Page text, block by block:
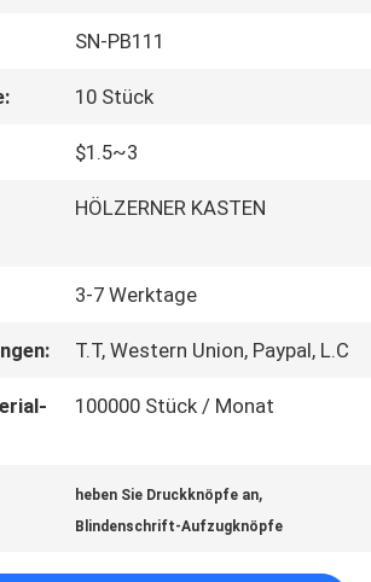
SN-PB111
10 Stück
$1.5~3
HÖLZERNER KASTEN
3-7 Werktage
T.T, Western Union, Paypal, L.C
100000 Stück / Monat
heben Sie Druckknöpfe an,
Blindenschrift-Aufzugknöpfe